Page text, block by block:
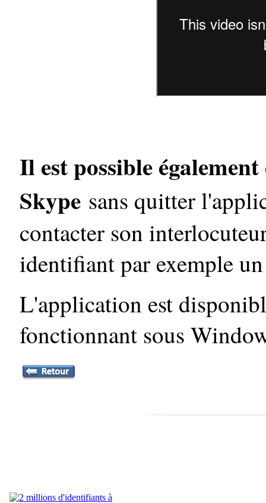
Il est possible
Skype sans quitter
contacter son
identifiant par exemple
L'application est
fonctionnant sous